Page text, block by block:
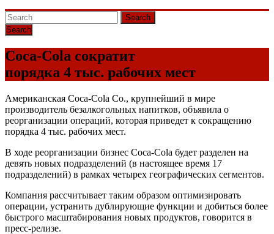
Search
Coca-Cola сократит
порядка 4 тыс. рабочих мест
Американская Coca-Cola Co., крупнейший в мире
производитель безалкогольных напитков, объявила о
реорганизации операций, которая приведет к сокращению
порядка 4 тыс. рабочих мест.
В ходе реорганизации бизнес Coca-Cola будет разделен на
девять новых подразделений (в настоящее время 17
подразделений) в рамках четырех географических сегментов.
Компания рассчитывает таким образом оптимизировать
операции, устранить дублирующие функции и добиться более
быстрого масштабирования новых продуктов, говорится в
пресс-релизе.